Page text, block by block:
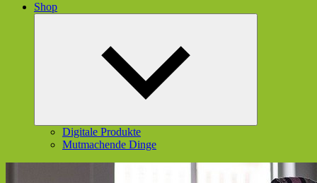
Shop
Digitale Produkte
Mutmachende Dinge